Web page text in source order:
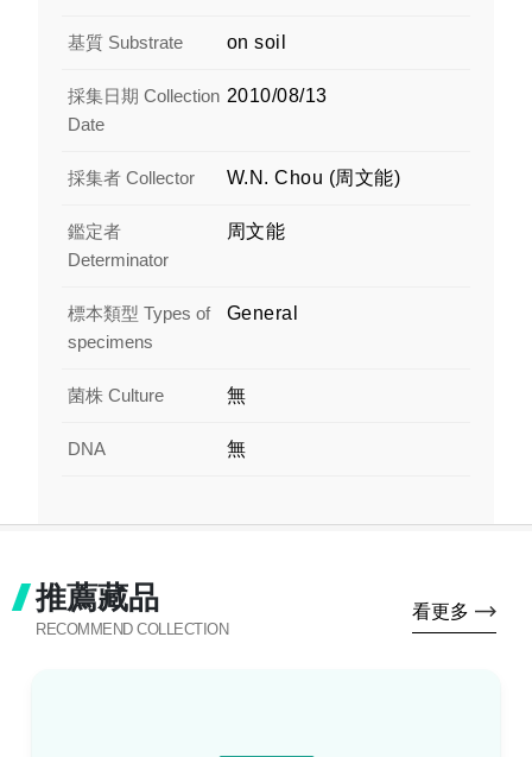
基質 Substrate on soil
採集日期 Collection
Date
2010/08/13
採集者 Collector W.N. Chou (周文能)
鑑定者
Determinator
周文能
標本類型 Types of
specimens
General
菌株 Culture 無
DNA 無
推薦藏品
RECOMMEND COLLECTION
看更多